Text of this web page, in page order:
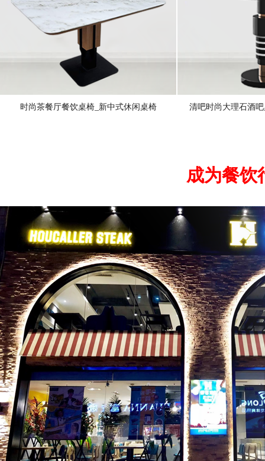
时尚茶餐厅餐饮桌椅_新中式休闲桌椅 清吧时尚大理石酒
成为餐饮